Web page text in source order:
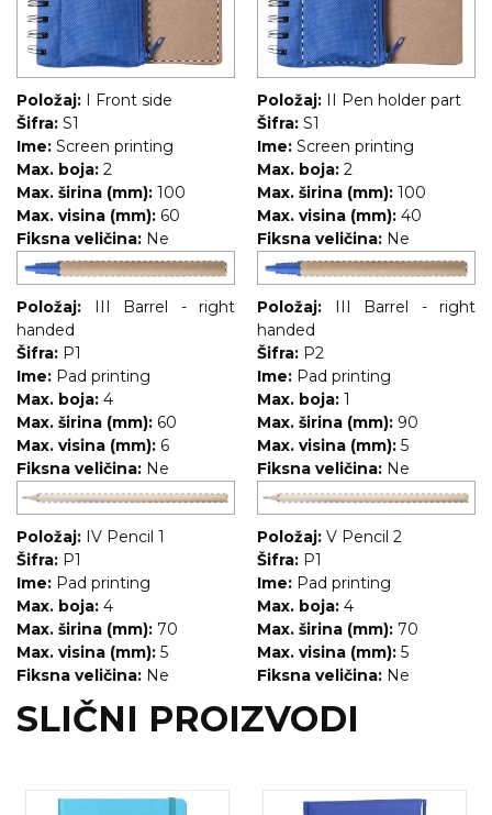
Položaj: I Front side
Šifra: S1
Ime: Screen printing
Max. boja: 2
Max. širina (mm): 100
Max. visina (mm): 60
Fiksna veličina: Ne
Položaj: II Pen holder part
Šifra: S1
Ime: Screen printing
Max. boja: 2
Max. širina (mm): 100
Max. visina (mm): 40
Fiksna veličina: Ne
Položaj:
III Barrel - right
handed
Šifra: P1
Ime: Pad printing
Max. boja: 4
Max. širina (mm): 60
Max. visina (mm): 6
Fiksna veličina: Ne
Položaj:
III Barrel - right
handed
Šifra: P2
Ime: Pad printing
Max. boja: 1
Max. širina (mm): 90
Max. visina (mm): 5
Fiksna veličina: Ne
Položaj: IV Pencil 1
Šifra: P1
Ime: Pad printing
Max. boja: 4
Max. širina (mm): 70
Max. visina (mm): 5
Fiksna veličina: Ne
Položaj: V Pencil 2
Šifra: P1
Ime: Pad printing
Max. boja: 4
Max. širina (mm): 70
Max. visina (mm): 5
Fiksna veličina: Ne
SLIČNI PROIZVODI